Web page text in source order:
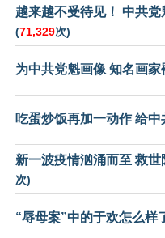
越来越不受待见！ 中共
(71,329次)
为中共党魁画像 知名画家
吃蛋炒饭再加一动作 给中
新一波疫情汹涌而至 救世
次)
“辱母案”中的于欢怎么样